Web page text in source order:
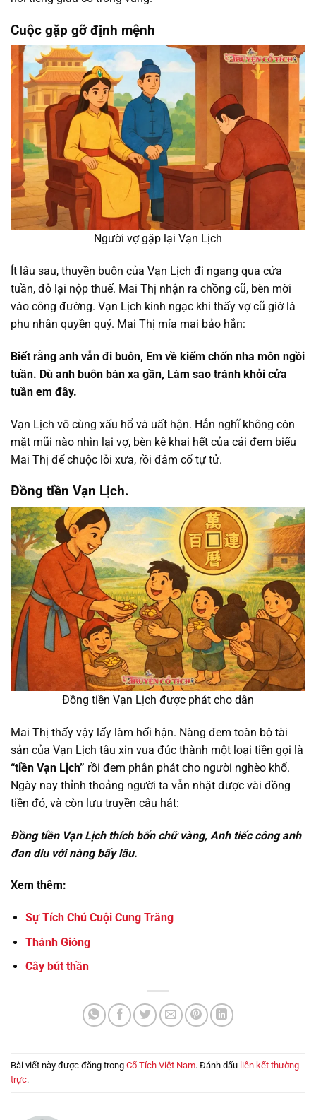
Cuộc gặp gỡ định mệnh
Người vợ gặp lại Vạn Lịch
Ít lâu sau, thuyền buôn của Vạn Lịch đi ngang qua cửa
tuần, đỗ lại nộp thuế. Mai Thị nhận ra chồng cũ, bèn mời
vào công đường. Vạn Lịch kinh ngạc khi thấy vợ cũ giờ là
phu nhân quyền quý. Mai Thị mỉa mai bảo hắn:
Biết rằng anh vẫn đi buôn, Em về kiếm chốn nha môn ngồi
tuần. Dù anh buôn bán xa gần, Làm sao tránh khỏi cửa
tuần em đây.
Vạn Lịch vô cùng xấu hổ và uất hận. Hắn nghĩ không còn
mặt mũi nào nhìn lại vợ, bèn kê khai hết của cải đem biếu
Mai Thị để chuộc lỗi xưa, rồi đâm cổ tự tử.
Đồng tiền Vạn Lịch.
Đồng tiền Vạn Lịch được phát cho dân
Mai Thị thấy vậy lấy làm hối hận. Nàng đem toàn bộ tài
sản của Vạn Lịch tâu xin vua đúc thành một loại tiền gọi là
“tiền Vạn Lịch” rồi đem phân phát cho người nghèo khổ.
Ngày nay thỉnh thoảng người ta vẫn nhặt được vài đồng
tiền đó, và còn lưu truyền câu hát:
Đồng tiền Vạn Lịch thích bốn chữ vàng, Anh tiếc công anh
đan díu với nàng bấy lâu.
Xem thêm:
Sự Tích Chú Cuội Cung Trăng
Thánh Gióng
Cây bút thần
Bài viết này được đăng trong Cổ Tích Việt Nam. Đánh dấu liên kết thường
trực.